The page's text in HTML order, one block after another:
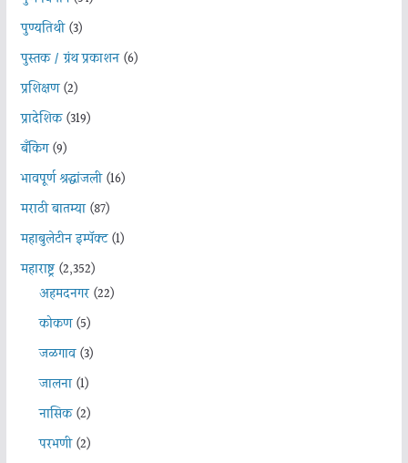
पुण्यतिथी(3)
पुस्तक / ग्रंथ प्रकाशन(6)
प्रशिक्षण(2)
प्रादेशिक(319)
बँकिंग(9)
भावपूर्ण श्रद्धांजली(16)
मराठी बातम्या(87)
महाबुलेटीन इम्पॅक्ट(1)
महाराष्ट्र(2,352)
अहमदनगर(22)
कोकण(5)
जळगाव(3)
जालना(1)
नासिक(2)
परभणी(2)